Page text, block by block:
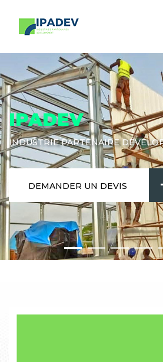
IPADEV
INDUSTRIE PARTENAIRE
DEMANDER UN DEVIS